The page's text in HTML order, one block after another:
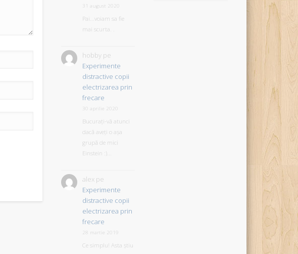
31 august 2020
Pai...voiam sa fie
mai scurta. .
hobbype
Experimente
distractive copii
electrizarea prin
frecare
30 aprilie 2020
Bucurați-vă atunci
dacă aveți o așa
grupă de mici
Einstein :)...
alexpe
Experimente
distractive copii
electrizarea prin
frecare
28 martie 2019
Ce simplu! Asta știu